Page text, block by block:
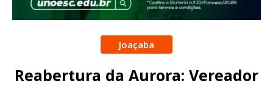
Joaçaba
Reabertura da Aurora: Vereador